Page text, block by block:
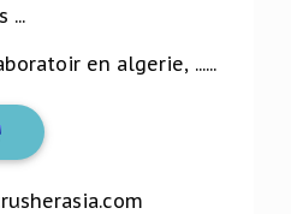
...
en algerie, ......